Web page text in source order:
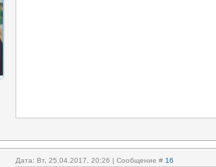
Дата: Вт, 25.04.2017, 20:26 | Сообщение # 16